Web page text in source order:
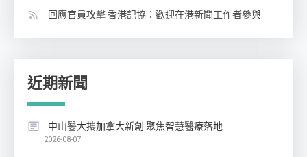
回應官員攻擊 香港記協：歡迎在港新聞工作者參與
近期新聞
中山醫大攜加拿大新創 聚焦智慧醫療落地
2026-08-07